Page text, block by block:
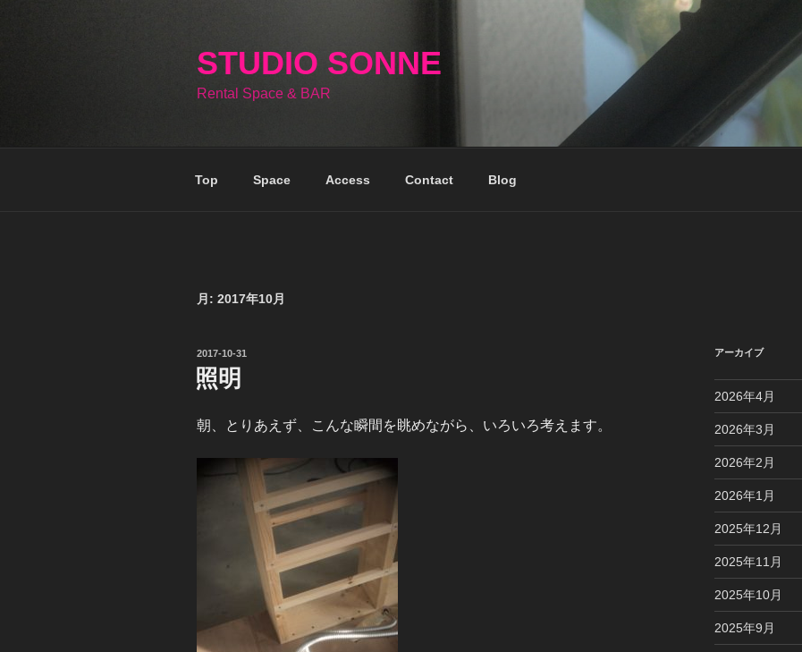
STUDIO SONNE
Rental Space & BAR
Top Space Access Contact Blog
月: 2017年10月
投
稿
日:
2017-10-31
照明
朝、とりあえず、こんな瞬間を眺めながら、いろいろ考えます。
アーカイブ
2026年4月
2026年3月
2026年2月
2026年1月
2025年12月
2025年11月
2025年10月
2025年9月